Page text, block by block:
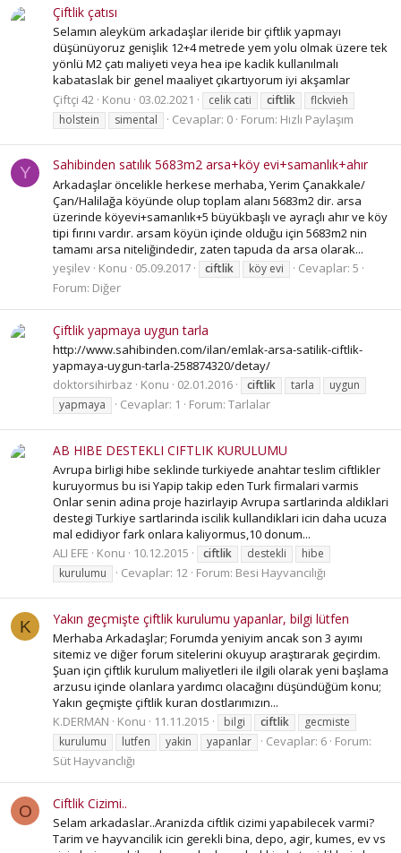
Çiftlik çatısı
Selamın aleyküm arkadaşlar ileride bir çiftlik yapmayı
düşünüyoruz genişlik 12+4 metrede yem yolu olmak üzere tek
yönlü M2 çatı maliyeti veya hea ipe kaclik kullanılmalı
kabataslak bir genel maaliyet çıkartıyorum iyi akşamlar
Çiftçi 42 Konu 03.02.2021 celik cati ciftlik
flckvieh
holstein
simental Cevaplar: 0 Forum: Hızlı Paylaşım
Y Sahibinden satılık 5683m2 arsa+köy evi+samanlık+ahır
Arkadaşlar öncelikle herkese merhaba, Yerim Çanakkale/
Çan/Halilağa köyünde olup toplam alanı 5683m2 dir. arsa
üzerinde köyevi+samanlık+5 büyükbaşlı ve ayraçlı ahır ve köy
tipi fırını vardır. arsam köyün içinde olduğu için 5683m2 nin
tamamı arsa niteliğindedir, zaten tapuda da arsa olarak...
yeşilev Konu 05.09.2017 ciftlik köy evi
Cevaplar: 5
Forum: Diğer
Çiftlik yapmaya uygun tarla
http://www.sahibinden.com/ilan/emlak-arsa-satilik-ciftlik-
yapmaya-uygun-tarla-258874320/detay/
doktorsihirbaz
Konu 02.01.2016 ciftlik tarla
uygun
yapmaya
Cevaplar: 1 Forum: Tarlalar
AB HIBE DESTEKLI CIFTLIK KURULUMU
Avrupa birligi hibe seklinde turkiyede anahtar teslim ciftlikler
kuruyormus bu isi Yapip takip eden Turk firmalari varmis
Onlar senin adina proje hazirlayip Avrupa sartlarinda aldiklari
destegi Turkiye sartlarinda iscilik kullandiklari icin daha ucuza
mal edidiyor fark onlara kaliyormus,10 donum...
ALI EFE
Konu 10.12.2015 ciftlik destekli
hibe
kurulumu
Cevaplar: 12 Forum: Besi Hayvancılığı
K Yakın geçmişte çiftlik kurulumu yapanlar, bilgi lütfen
Merhaba Arkadaşlar; Forumda yeniyim ancak son 3 ayımı
sitemiz ve diğer forum sitelerini okuyup araştırarak geçirdim.
Şuan için çiftlik kurulum maliyetleri ile ilgili olarak yeni başlama
arzusu içinde olanlara yardımcı olacağını düşündüğüm konu;
Yakın geçmişte çiftlik kuran dostlarımızın...
K.DERMAN
Konu 11.11.2015 bilgi ciftlik
gecmiste
kurulumu
lutfen yakin yapanlar Cevaplar: 6 Forum:
Süt Hayvanclığı
O Ciftlik Cizimi..
Selam arkadaslar..Aranizda ciftlik cizimi yapabilecek varmi?
Tarim ve hayvancilik icin gerekli bina, depo, agir, kumes, ev vs